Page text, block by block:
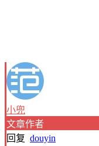
小兜
文章作者
回复 douyin